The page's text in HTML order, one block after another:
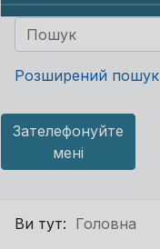
Розширений пошук
Зателефонуйте
мені
Ви тут: Головна